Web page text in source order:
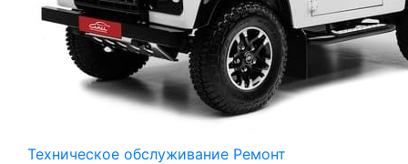
Техническое обслуживание Ремонт